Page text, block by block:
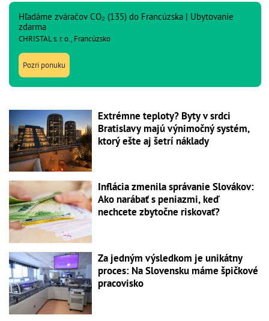
Hľadáme zváračov CO₂ (135) do Francúzska | Ubytovanie
zdarma
CHRISTAL s. r. o., Francúzsko
Pozri ponuku
Extrémne teploty? Byty v srdci
Bratislavy majú výnimočný systém,
ktorý ešte aj šetrí náklady
Inflácia zmenila správanie Slovákov:
Ako narábať s peniazmi, keď
nechcete zbytočne riskovať?
Za jedným výsledkom je unikátny
proces: Na Slovensku máme špičkové
pracovisko